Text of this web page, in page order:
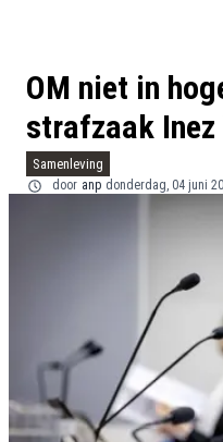
OM niet in
strafzaak Inez
Samenleving
door anp donderdag, 04 juni